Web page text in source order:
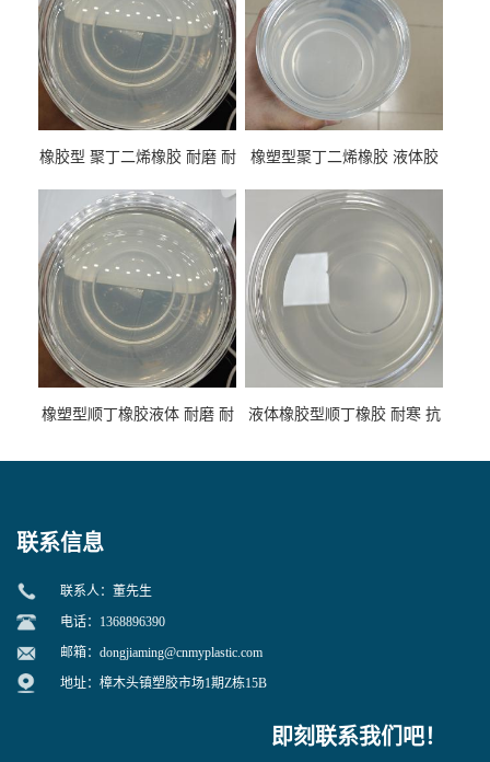
橡胶型 聚丁二烯橡胶 耐磨 耐
性
橡塑型聚丁二烯橡胶 液体胶
专用
橡塑型顺丁橡胶液体 耐磨 耐
液体橡胶型顺丁橡胶 耐寒 抗
联系信息
联系人：董先生
电话：1368896390
邮箱： dongjiaming@cnmyplastic.com
地址：樟木头镇塑胶市场1期Z栋15B
即刻联系我们吧！